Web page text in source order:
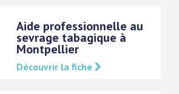
Aide professionnelle au
sevrage tabagique à
Montpellier
Découvrir la fiche